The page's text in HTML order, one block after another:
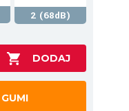
2 (68dB)